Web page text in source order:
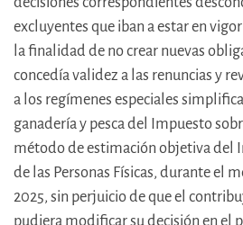
excluyentes que iban a estar en
la finalidad de no crear nuevas
concedía validez a las renuncias y
a los regímenes especiales
ganadería y pesca del Impuesto
método de estimación objetiva del
de las Personas Físicas, durante el
2025, sin perjuicio de que el
pudiera modificar su decisión en el